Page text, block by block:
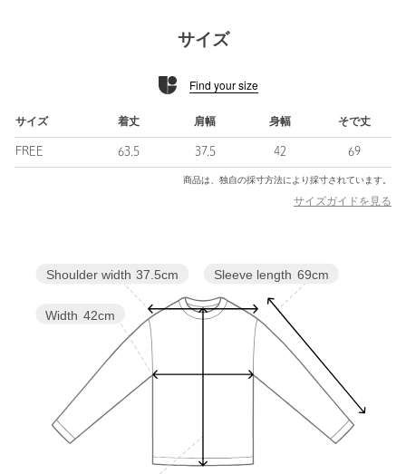
接触冷感のあるコットン フライス素材を使用｡
伸縮：ややあり
光沢感：なし
M＝〇（マル） A=縁 R＝リング W＝輪・和
等身大でいられる“ちょっとした気づき（工夫）"を大切に。
環（わ）を描くように、大事に着たいモノ、永く循環していくモ
そんな想いを込めたコラボレーションブランドです。
ディレクターはYouTubeチャンネル「かんだま劇場」で人気の“か
んだま"。
仕事に、車や自転車移動に、ちょっとそこまでの買い物に。
そんな日常の中でスイッチが入るような、程よいモード感とミー
サイズ
Find your size
サイズ 着丈 肩幅 身幅 そで丈
FREE 63.5 37.5 42 69
商品は、独自の採寸方法により採寸されています。
サイズガイドを見る
Sleeve length 69cm
Width 42cm
Shoulder width 37.5cm